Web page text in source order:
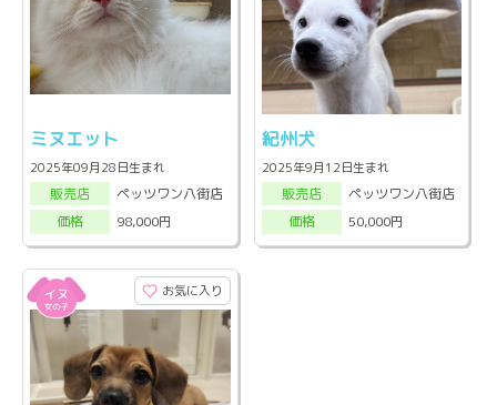
ミヌエット
2025年09月28日生まれ
販売店
ペッツワン八街店
価格
98,000円
紀州犬
2025年9月12日生まれ
販売店
ペッツワン八街店
価格
50,000円
お気に入り